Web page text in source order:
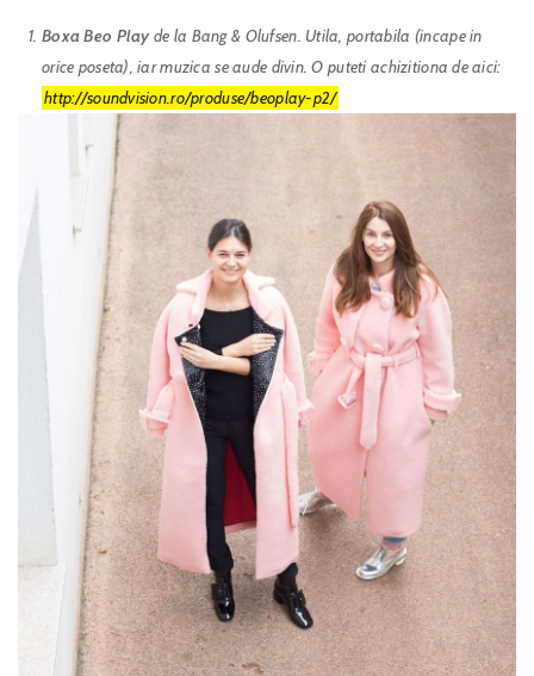
Boxa Beo Play de la Bang & Olufsen. Utila, portabila (incape in
orice poseta), iar muzica se aude divin. O puteti achizitiona de aici:
http://soundvision.ro/produse/beoplay-p2/